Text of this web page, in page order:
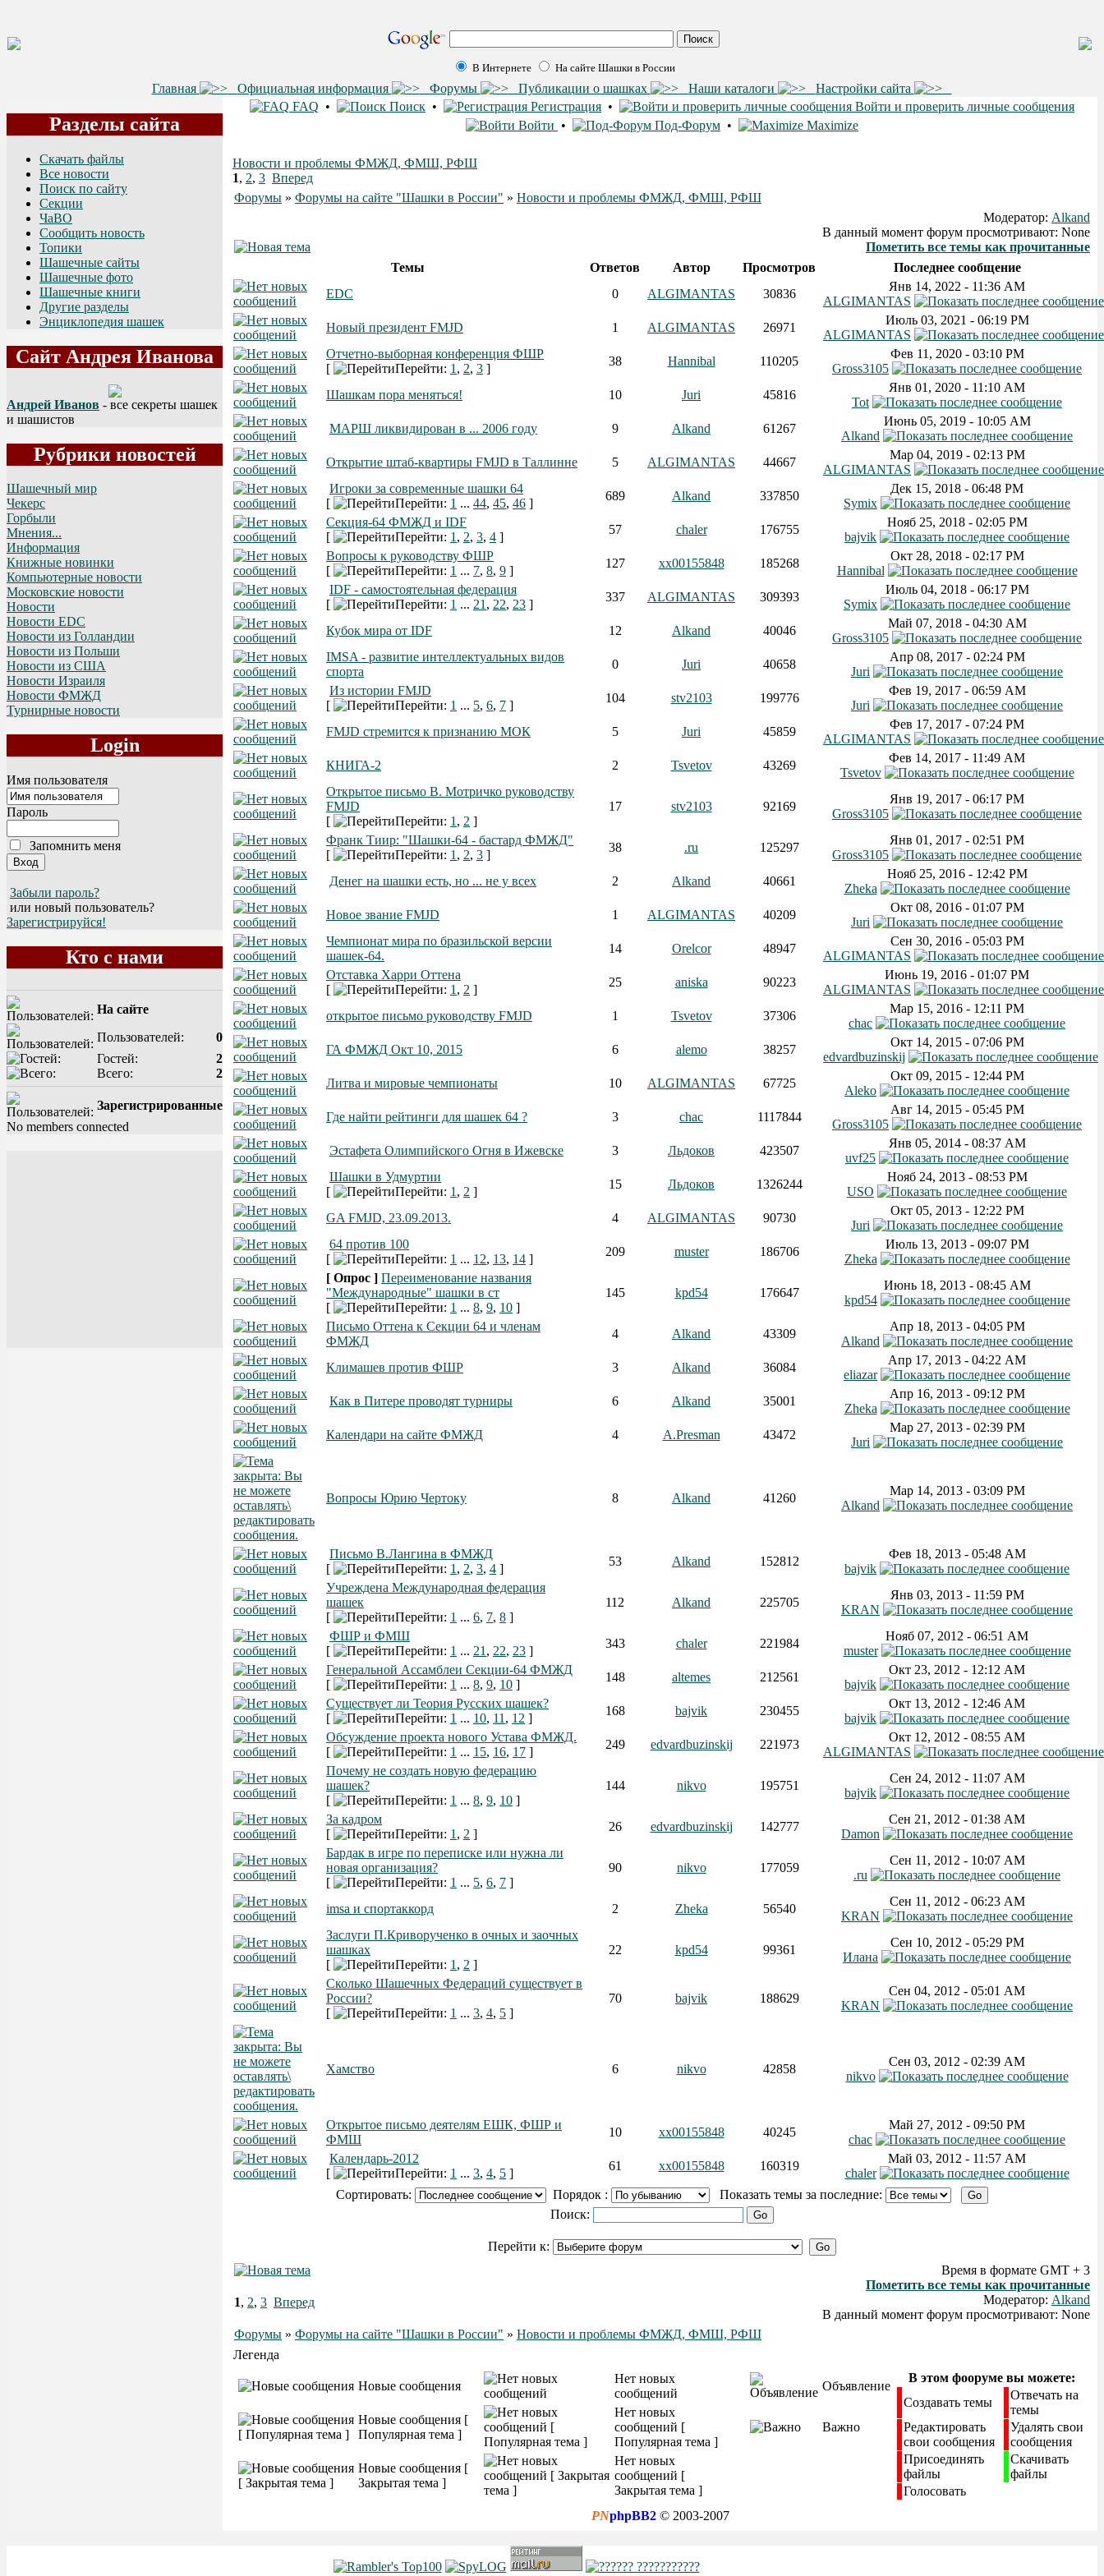
В Интернете На сайте Шашки в России
Главная Официальная информация Форумы Публикации о шашках Наши каталоги Настройки сайта
Разделы сайта
Скачать файлы
Все новости
Поиск по сайту
Секции
ЧаВО
Сообщить новость
Топики
Шашечные сайты
Шашечные фото
Шашечные книги
Другие разделы
Энциклопедия шашек
Сайт Андрея Иванова
Андрей Иванов - все секреты шашек
и шашистов
Рубрики новостей
Шашечный мир
Чекерс
Горбыли
Мнения...
Информация
Книжные новинки
Компьютерные новости
Московские новости
Новости
Новости EDC
Новости из Голландии
Новости из Польши
Новости из США
Новости Израиля
Новости ФМЖД
Турнирные новости
Login
Имя пользователя
Пароль
Запомнить меня
Забыли пароль?
или новый пользователь?
Зарегистрируйся!
Кто с нами
На сайте
Пользователей:
0
Гостей:
2
Всего:
2
Зарегистрированные
No members connected
FAQ • Поиск • Регистрация •
Войти и проверить личные сообщения
Войти • Под-Форум • Maximize
Новости и проблемы ФМЖД, ФМШ, РФШ
1, 2, 3 Вперед
Форумы » Форумы на сайте "Шашки в России" » Новости и проблемы ФМЖД, ФМШ, РФШ
Модератор: Alkand
В данный момент форум просмотривают: None
Пометить все темы как прочитанные
Темы
Ответов Автор Просмотров
Последнее сообщение
EDC
0 ALGIMANTAS 30836
Янв 14, 2022 - 11:36 AM
ALGIMANTAS
Новый президент FMJD
1 ALGIMANTAS 26971
Июль 03, 2021 - 06:19 PM
ALGIMANTAS
Отчетно-выборная конференция ФШР
[
Перейти: 1 , 2, 3 ]
38 Hannibal 110205
Фев 11, 2020 - 03:10 PM
Gross3105
Шашкам пора меняться!
10 Juri 45816
Янв 01, 2020 - 11:10 AM
Tot
МАРШ ликвидирован в ... 2006 году
9 Alkand 61267
Июнь 05, 2019 - 10:05 AM
Alkand
Открытие штаб-квартиры FMJD в Таллинне
5 ALGIMANTAS 44667
Мар 04, 2019 - 02:13 PM
ALGIMANTAS
Игроки за современные шашки 64
[
Перейти: 1 ... 44, 45, 46 ]
689 Alkand 337850
Дек 15, 2018 - 06:48 PM
Symix
Секция-64 ФМЖД и IDF
[
Перейти: 1 , 2, 3, 4 ]
57 chaler 176755
Нояб 25, 2018 - 02:05 PM
bajvik
Вопросы к руководству ФШР
[
Перейти: 1 ... 7, 8, 9 ]
127 xx00155848 185268
Окт 28, 2018 - 02:17 PM
Hannibal
IDF - самостоятельная федерация
[
Перейти: 1 ... 21 , 22, 23 ]
337 ALGIMANTAS 309393
Июль 04, 2018 - 06:17 PM
Symix
Кубок мира от IDF
12 Alkand 40046
Май 07, 2018 - 04:30 AM
Gross3105
IMSA - развитие интеллектуальных видов
спорта
0 Juri 40658
Апр 08, 2017 - 02:24 PM
Juri
Из истории FMJD
[
Перейти: 1 ... 5, 6, 7 ]
104 stv2103 199776
Фев 19, 2017 - 06:59 AM
Juri
FMJD стремится к признанию МОК
5 Juri 45859
Фев 17, 2017 - 07:24 PM
ALGIMANTAS
КНИГА-2
2 Tsvetov 43269
Фев 14, 2017 - 11:49 AM
Tsvetov
Открытое письмо В. Мотричко руководству
FMJD
[
Перейти: 1 , 2 ]
17 stv2103 92169
Янв 19, 2017 - 06:17 PM
Gross3105
Франк Тиир: "Шашки-64 - бастард ФМЖД"
[
Перейти: 1 , 2, 3 ]
38 .ru 125297
Янв 01, 2017 - 02:51 PM
Gross3105
Денег на шашки есть, но ... не у всех
2 Alkand 40661
Нояб 25, 2016 - 12:42 PM
Zheka
Новое звание FMJD
1 ALGIMANTAS 40209
Окт 08, 2016 - 01:07 PM
Juri
Чемпионат мира по бразильской версии
шашек-64.
14 Orelcor 48947
Сен 30, 2016 - 05:03 PM
ALGIMANTAS
Отставка Харри Оттена
[
Перейти: 1 , 2 ]
25 aniska 90223
Июнь 19, 2016 - 01:07 PM
ALGIMANTAS
открытое письмо руководству FMJD
1 Tsvetov 37306
Мар 15, 2016 - 12:11 PM
chac
ГА ФМЖД Окт 10, 2015
6 alemo 38257
Окт 14, 2015 - 07:06 PM
edvardbuzinskij
Литва и мировые чемпионаты
10 ALGIMANTAS 67725
Окт 09, 2015 - 12:44 PM
Aleko
Где найти рейтинги для шашек 64 ?
3 chac 1117844
Авг 14, 2015 - 05:45 PM
Gross3105
Эстафета Олимпийского Огня в Ижевске
3 Льдоков 423507
Янв 05, 2014 - 08:37 AM
uvf25
Шашки в Удмуртии
[
Перейти: 1 , 2 ]
15 Льдоков 1326244
Нояб 24, 2013 - 08:53 PM
USO
GA FMJD, 23.09.2013.
4 ALGIMANTAS 90730
Окт 05, 2013 - 12:22 PM
Juri
64 против 100
[
Перейти: 1 ... 12, 13, 14 ]
209 muster 186706
Июль 13, 2013 - 09:07 PM
Zheka
[ Опрос ] Переименование названия
"Международные" шашки в ст
[
Перейти: 1 ... 8, 9, 10 ]
145 kpd54 176647
Июнь 18, 2013 - 08:45 AM
kpd54
Письмо Оттена к Секции 64 и членам
ФМЖД
4 Alkand 43309
Апр 18, 2013 - 04:05 PM
Alkand
Климашев против ФШР
3 Alkand 36084
Апр 17, 2013 - 04:22 AM
eliazar
Как в Питере проводят турниры
6 Alkand 35001
Апр 16, 2013 - 09:12 PM
Zheka
Календари на сайте ФМЖД
4 A.Presman 43472
Мар 27, 2013 - 02:39 PM
Juri
Вопросы Юрию Чертоку 8 Alkand 41260
Мар 14, 2013 - 03:09 PM
Alkand
Письмо В.Лангина в ФМЖД
[
Перейти: 1 , 2, 3, 4 ]
53 Alkand 152812
Фев 18, 2013 - 05:48 AM
bajvik
Учреждена Международная федерация
шашек
[
Перейти: 1 ... 6, 7, 8 ]
112 Alkand 225705
Янв 03, 2013 - 11:59 PM
KRAN
ФШР и ФМШ
[
Перейти: 1 ... 21 , 22, 23 ]
343 chaler 221984
Нояб 07, 2012 - 06:51 AM
muster
Генеральной Ассамблеи Секции-64 ФМЖД
[
Перейти: 1 ... 8, 9, 10 ]
148 altemes 212561
Окт 23, 2012 - 12:12 AM
bajvik
Существует ли Теория Русских шашек?
[
Перейти: 1 ... 10, 11 , 12 ]
168 bajvik 230455
Окт 13, 2012 - 12:46 AM
bajvik
Обсуждение проекта нового Устава ФМЖД.
[
Перейти: 1 ... 15, 16, 17 ]
249 edvardbuzinskij 221973
Окт 12, 2012 - 08:55 AM
ALGIMANTAS
Почему не создать новую федерацию
шашек?
[
Перейти: 1 ... 8, 9, 10 ]
144 nikvo 195751
Сен 24, 2012 - 11:07 AM
bajvik
За кадром
[
Перейти: 1 , 2 ]
26 edvardbuzinskij 142777
Сен 21, 2012 - 01:38 AM
Damon
Бардак в игре по переписке или нужна ли
новая организация?
[
Перейти: 1 ... 5, 6, 7 ]
90 nikvo 177059
Сен 11, 2012 - 10:07 AM
.ru
imsa и спортаккорд 2 Zheka 56540
Сен 11, 2012 - 06:23 AM
KRAN
Заслуги П.Криворученко в очных и заочных
шашках
[
Перейти: 1 , 2 ]
22 kpd54 99361
Сен 10, 2012 - 05:29 PM
Илана
Сколько Шашечных Федераций существует в
России?
[
Перейти: 1 ... 3, 4, 5 ]
70 bajvik 188629
Сен 04, 2012 - 05:01 AM
KRAN
Хамство 6 nikvo 42858
Сен 03, 2012 - 02:39 AM
nikvo
Открытое письмо деятелям ЕШК, ФШР и
ФМШ
10 xx00155848 40245
Май 27, 2012 - 09:50 PM
chac
Календарь-2012
[
Перейти: 1 ... 3, 4, 5 ]
61 xx00155848 160319
Май 03, 2012 - 11:57 AM
chaler
Сортировать:
Порядок :
Показать темы за последние:
Поиск:
Перейти к:
Время в формате GMT + 3
Пометить все темы как прочитанные
Модератор: Alkand
В данный момент форум просмотривают: None
1, 2, 3 Вперед
Форумы » Форумы на сайте "Шашки в России" » Новости и проблемы ФМЖД, ФМШ, РФШ
Легенда
Новые сообщения
Нет новых
сообщений
Объявление
Новые сообщения [
Популярная тема ]
Нет новых
сообщений [
Популярная тема ]
Важно
Новые сообщения [
Закрытая тема ]
Нет новых
сообщений [
Закрытая тема ]
В этом фооруме вы можете:
Создавать темы
Отвечать на
темы
Редактировать
свои сообщения
Удалять свои
сообщения
Присоединять
файлы
Скачивать
файлы
Голосовать
PNphpBB2 © 2003-2007